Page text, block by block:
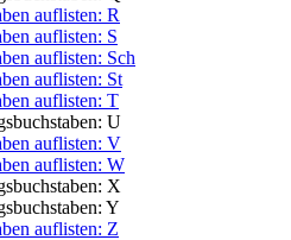
auflisten: R
auflisten: S
auflisten: Sch
auflisten: St
auflisten: T
U
auflisten: V
auflisten: W
X
Y
auflisten: Z